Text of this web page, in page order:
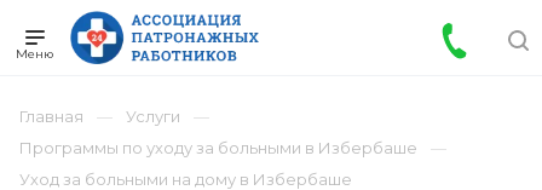
Главная
Услуги
Программы по уходу за больными в Избербаше
Уход за больными на дому в Избербаше